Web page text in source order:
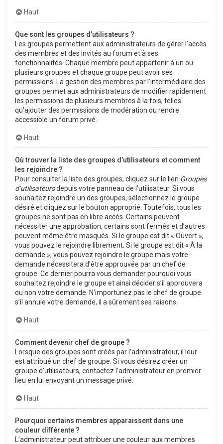
Haut
Que sont les groupes d’utilisateurs ?
Les groupes permettent aux administrateurs de gérer l’accès
des membres et des invités au forum et à ses
fonctionnalités. Chaque membre peut appartenir à un ou
plusieurs groupes et chaque groupe peut avoir ses
permissions. La gestion des membres par l’intermédiaire des
groupes permet aux administrateurs de modifier rapidement
les permissions de plusieurs membres à la fois, telles
qu’ajouter des permissions de modération ou rendre
accessible un forum privé.
Haut
Où trouver la liste des groupes d’utilisateurs et comment
les rejoindre ?
Pour consulter la liste des groupes, cliquez sur le lien Groupes
d’utilisateursdepuis votre panneau de l’utilisateur. Si vous
souhaitez rejoindre un des groupes, sélectionnez le groupe
désiré et cliquez sur le bouton approprié. Toutefois, tous les
groupes ne sont pas en libre accès. Certains peuvent
nécessiter une approbation, certains sont fermés et d’autres
peuvent même être masqués. Si le groupe est dit « Ouvert »,
vous pouvez le rejoindre librement. Si le groupe est dit « À la
demande », vous pouvez rejoindre le groupe mais votre
demande nécessitera d’être approuvée par un chef de
groupe. Ce dernier pourra vous demander pourquoi vous
souhaitez rejoindre le groupe et ainsi décider s’il approuvera
ou non votre demande. N’importunez pas le chef de groupe
s’il annule votre demande, il a sûrement ses raisons.
Haut
Comment devenir chef de groupe ?
Lorsque des groupes sont créés par l’administrateur, il leur
est attribué un chef de groupe. Si vous désirez créer un
groupe d’utilisateurs, contactez l’administrateur en premier
lieu en lui envoyant un message privé.
Haut
Pourquoi certains membres apparaissent dans une
couleur différente ?
L’administrateur peut attribuer une couleur aux membres